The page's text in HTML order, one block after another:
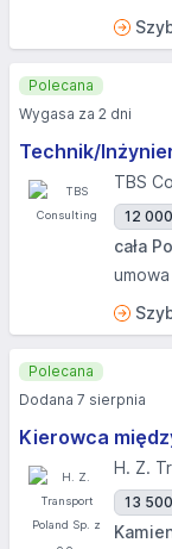
Technik/
TBS
12
cała
Polecana
Wygasa za 2 dni
Kierowca
H. Z.
13
Polecana
Dodana 7 sierpnia